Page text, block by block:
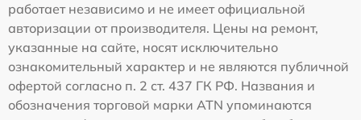
работает независимо и не имеет официальной
авторизации от производителя. Цены на ремонт,
указанные на сайте, носят исключительно
ознакомительный характер и не являются публичной
офертой согласно п. 2 ст. 437 ГК РФ. Названия и
обозначения торговой марки ATN упоминаются